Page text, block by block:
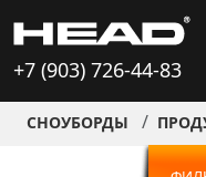
+7 (903) 726-44-83
СНОУБОРДЫ